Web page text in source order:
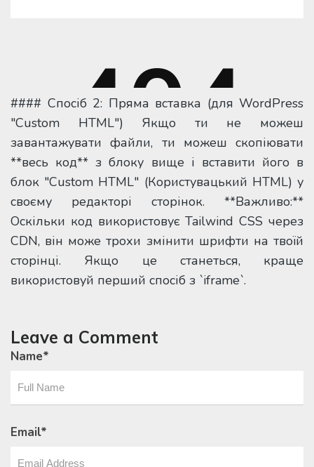
#### Спосіб 2: Пряма вставка (для WordPress
"Custom HTML") Якщо ти не можеш
завантажувати файли, ти можеш скопіювати
**весь код** з блоку вище і вставити його в
блок "Custom HTML" (Користувацький HTML) у
своєму редакторі сторінок. **Важливо:**
Оскільки код використовує Tailwind CSS через
CDN, він може трохи змінити шрифти на твоїй
сторінці. Якщо це станеться, краще
використовуй перший спосіб з `iframe`.
Leave a Comment
Name*
Email*